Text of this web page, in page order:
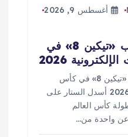
أغسطس 9, 2026
«إم. زبير» يحصد لقب «تيكين 8» في
2026
0 (0) «إم. زبير» يحصد لقب «تيكين 8» في كأس
العالم للرياضات الإلكترونية 2026 أسدل الستار على
ضمن بطولة كأس العالم